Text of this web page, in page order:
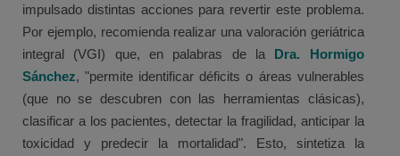
impulsado distintas acciones para revertir este problema.
Por ejemplo, recomienda realizar una valoración geriátrica
integral (VGI) que, en palabras de la Dra. Hormigo
Sánchez, "permite identificar déficits o áreas vulnerables
(que no se descubren con las herramientas clásicas),
clasificar a los pacientes, detectar la fragilidad, anticipar la
toxicidad y predecir la mortalidad". Esto, sintetiza la